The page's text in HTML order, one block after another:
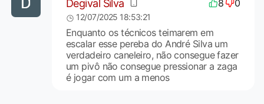
Degival Silva 8 0
12/07/2025 18:53:21
Enquanto os técnicos teimarem em
escalar esse pereba do André Silva um
verdadeiro caneleiro, não consegue fazer
um pivô não consegue pressionar a zaga
é jogar com um a menos